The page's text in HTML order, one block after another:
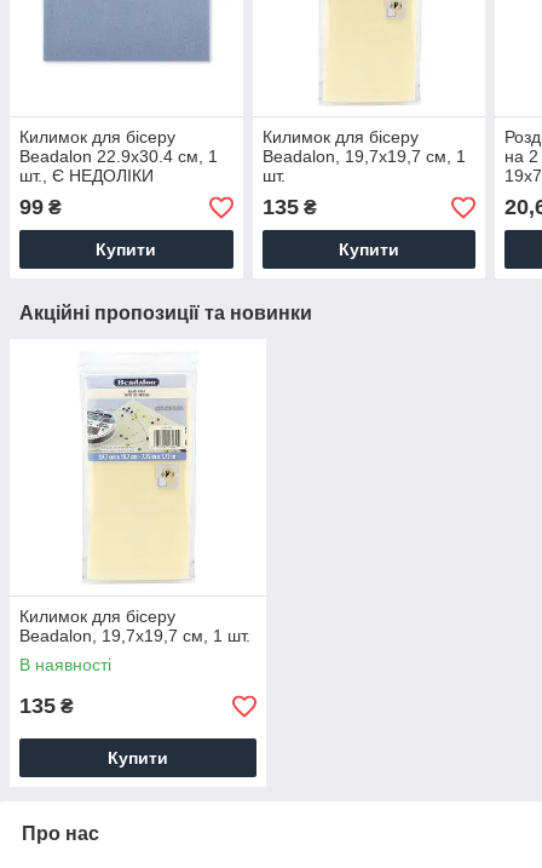
Килимок для бісеру
Beadalon 22.9x30.4 см, 1
шт., Є НЕДОЛІКИ
99 ₴
Купити
Килимок для бісеру
Beadalon, 19,7х19,7 см, 1
шт.
135₴
Купити
на 2
Акційні пропозиції та новинки
Килимок для бісеру
Beadalon, 19,7х19,7 см, 1 шт.
В наявності
135 ₴
Купити
Про нас